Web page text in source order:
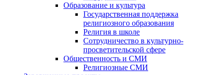
Образование и культура
Государственная поддержка
религиозного образования
Религия в школе
Сотрудничество в культурно-
просветительской сфере
Общественность и СМИ
Религиозные СМИ